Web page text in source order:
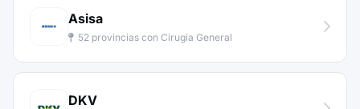
Asisa
52 provincias con Cirugía General
DKV